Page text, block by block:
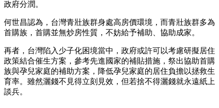
政府分潤。
何世昌認為，台灣青壯族群身處高房價環境，而青壯族群多為
首購族，首購並無炒房性質，不妨給予補助、協助成家。
再者，台灣陷入少子化困境當中，政府或許可以考慮研擬居住
政策結合催生方案，參考先進國家的補貼措施，祭出協助首購
族與孕兒家庭的補助方案，降低孕兒家庭的居住負擔以拯救生
育率。雖然灑錢不見得立刻見效，但若捨不得灑錢就永遠紙上
談兵。